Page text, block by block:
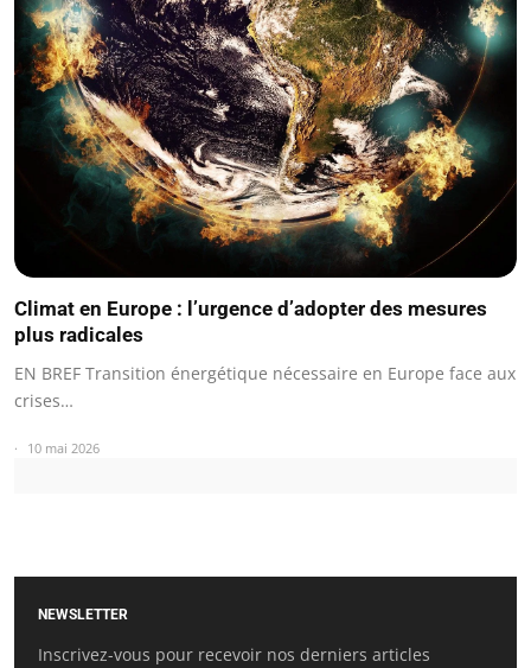
Climat en Europe : l’urgence d’adopter des mesures
plus radicales
EN BREF Transition énergétique nécessaire en Europe face aux
crises…
10 mai 2026
NEWSLETTER
Inscrivez-vous pour recevoir nos derniers articles